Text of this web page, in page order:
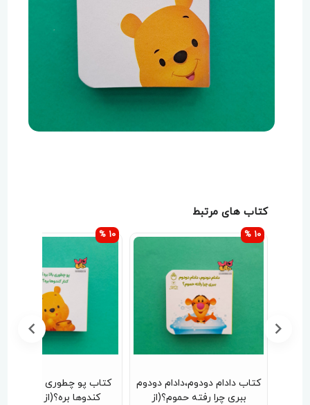
کتاب های مرتبط
کتاب دادام دودوم،دادام دودوم
ببری چرا رفته حموم؟(از
10 %
کتاب پو چطوری بالا
کندوها بره؟(از مجموعه
10 %